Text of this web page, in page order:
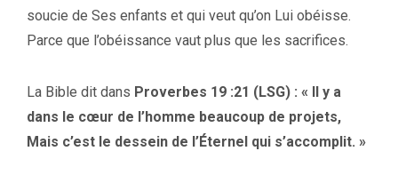
soucie de Ses enfants et qui veut qu’on Lui obéisse.
Parce que l’obéissance vaut plus que les sacrifices.
La Bible dit dans Proverbes 19 :21 (LSG) : « Il y a
dans le cœur de l’homme beaucoup de projets,
Mais c’est le dessein de l’Éternel qui s’accomplit. »